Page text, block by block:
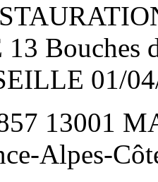
Bouches
01/
13001
Alpes-